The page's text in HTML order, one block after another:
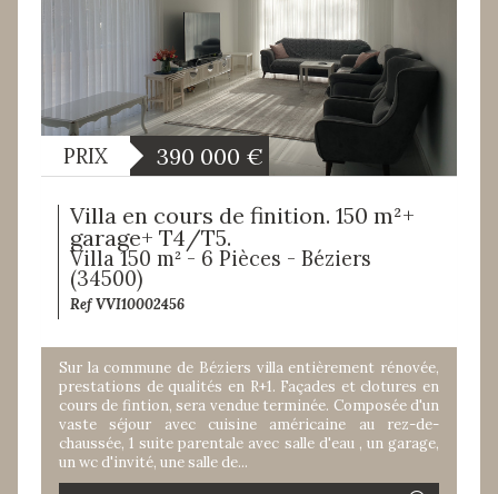
PRIX 390 000 €
Villa en cours de finition. 150 m²+
garage+ T4/T5.
Villa 150 m² - 6 Pièces - Béziers
(34500)
Ref VVI10002456
Sur la commune de Béziers villa entièrement rénovée,
prestations de qualités en R+1. Façades et clotures en
cours de fintion, sera vendue terminée. Composée d'un
vaste séjour avec cuisine américaine au rez-de-
chaussée, 1 suite parentale avec salle d'eau , un garage,
un wc d'invité, une salle de...